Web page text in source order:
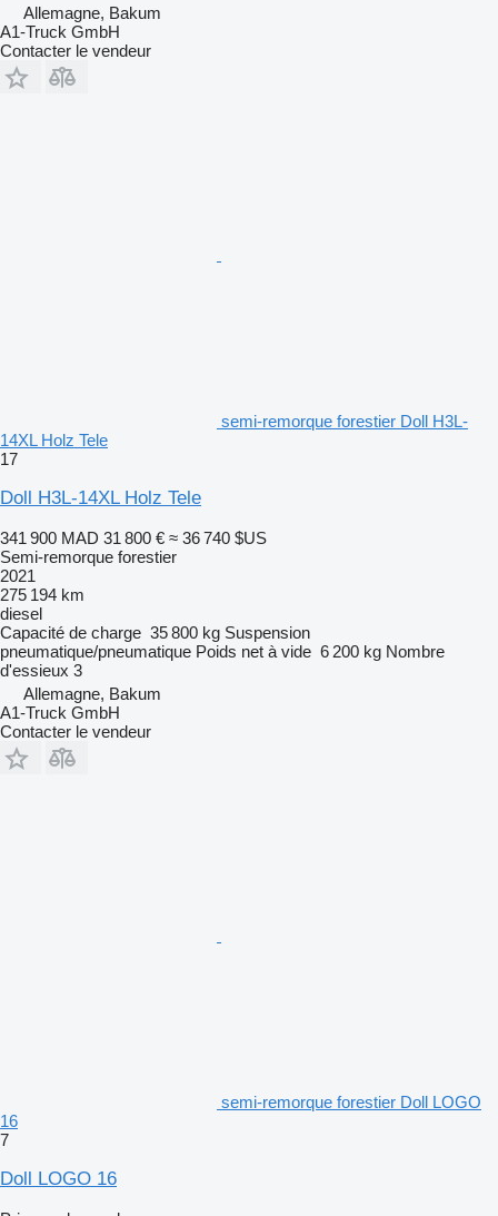
Allemagne, Bakum
A1-Truck GmbH
Contacter le vendeur
semi-remorque forestier Doll H3L-
14XL Holz Tele
17
Doll H3L-14XL Holz Tele
341 900 MAD 31 800 € ≈ 36 740 $US
Semi-remorque forestier
2021
275 194 km
diesel
Capacité de charge 35 800 kg Suspension
pneumatique/pneumatique Poids net à vide 6 200 kg Nombre
d'essieux 3
Allemagne, Bakum
A1-Truck GmbH
Contacter le vendeur
semi-remorque forestier Doll LOGO
16
7
Doll LOGO 16